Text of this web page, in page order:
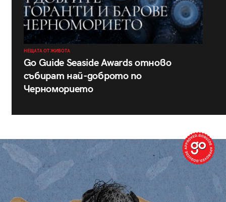
НЕЩАТА ОТ ЖИВОТА
Go Guide Seaside Awards отново
събират най-доброто по
Черноморието